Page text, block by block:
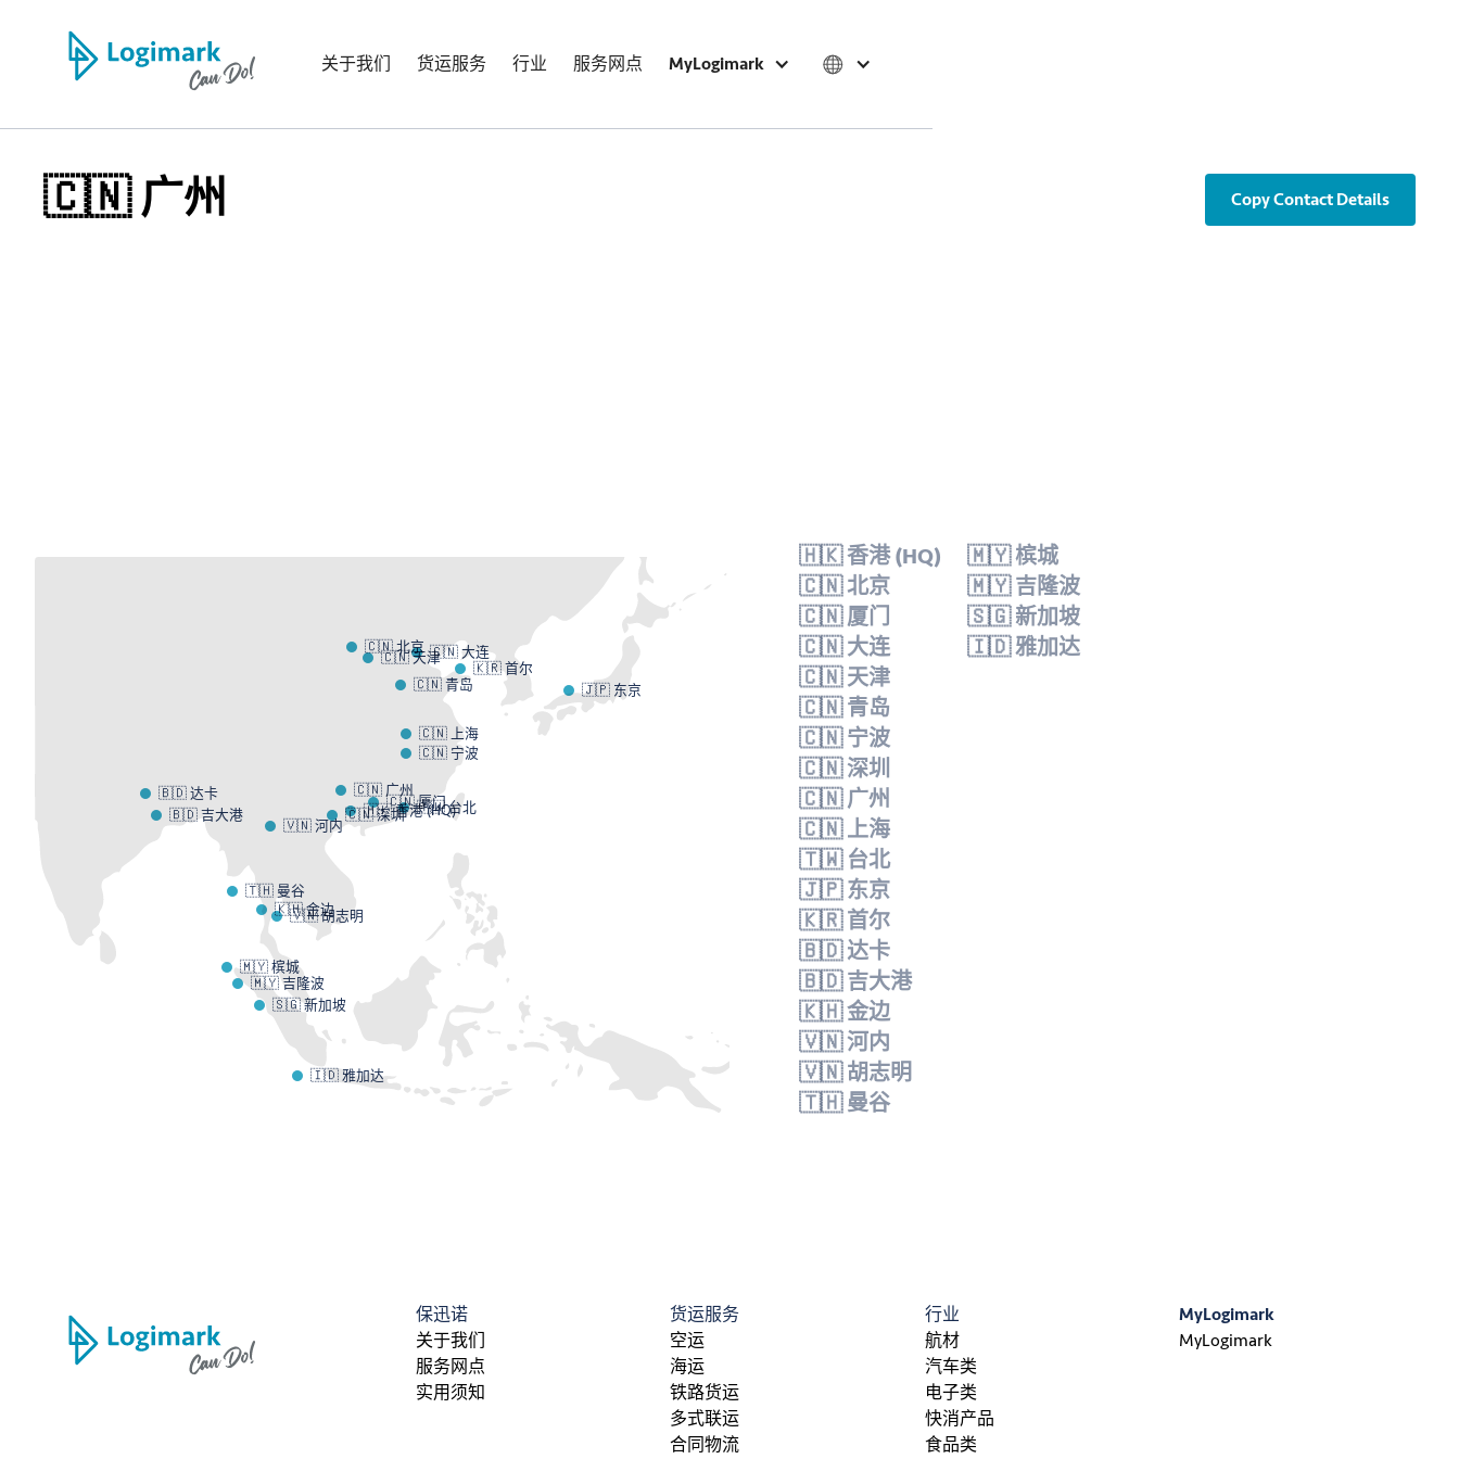
关于我们 货运服务 行业 服务网点 MyLogimark
🇨🇳 广州 Copy Contact Details
🇭🇰 香港 (HQ)
🇭🇰 香港 (HQ)
🇨🇳 北京
🇨🇳 北京
🇨🇳 厦门
🇨🇳 厦门
🇨🇳 大连
🇨🇳 大连
🇨🇳 天津
🇨🇳 天津
🇨🇳 青岛
🇨🇳 青岛
🇨🇳 宁波
🇨🇳 宁波
🇨🇳 深圳
🇨🇳 深圳
🇨🇳 广州
🇨🇳 广州
🇨🇳 上海
🇨🇳 上海
🇹🇼 台北
🇹🇼 台北
🇯🇵 东京
🇯🇵 东京
🇰🇷 首尔
🇰🇷 首尔
🇧🇩 达卡
🇧🇩 达卡
🇧🇩 吉大港
🇧🇩 吉大港
🇰🇭 金边
🇰🇭 金边
🇻🇳 河内
🇻🇳 河内
🇻🇳 胡志明
🇻🇳 胡志明
🇹🇭 曼谷
🇹🇭 曼谷
🇲🇾 槟城
🇲🇾 槟城
🇲🇾 吉隆波
🇲🇾 吉隆波
🇸🇬 新加坡
🇸🇬 新加坡
🇮🇩 雅加达
🇮🇩 雅加达
保迅诺
关于我们
服务网点
实用须知
货运服务
空运
海运
铁路货运
多式联运
合同物流
行业
航材
汽车类
电子类
快消产品
食品类
MyLogimark
MyLogimark